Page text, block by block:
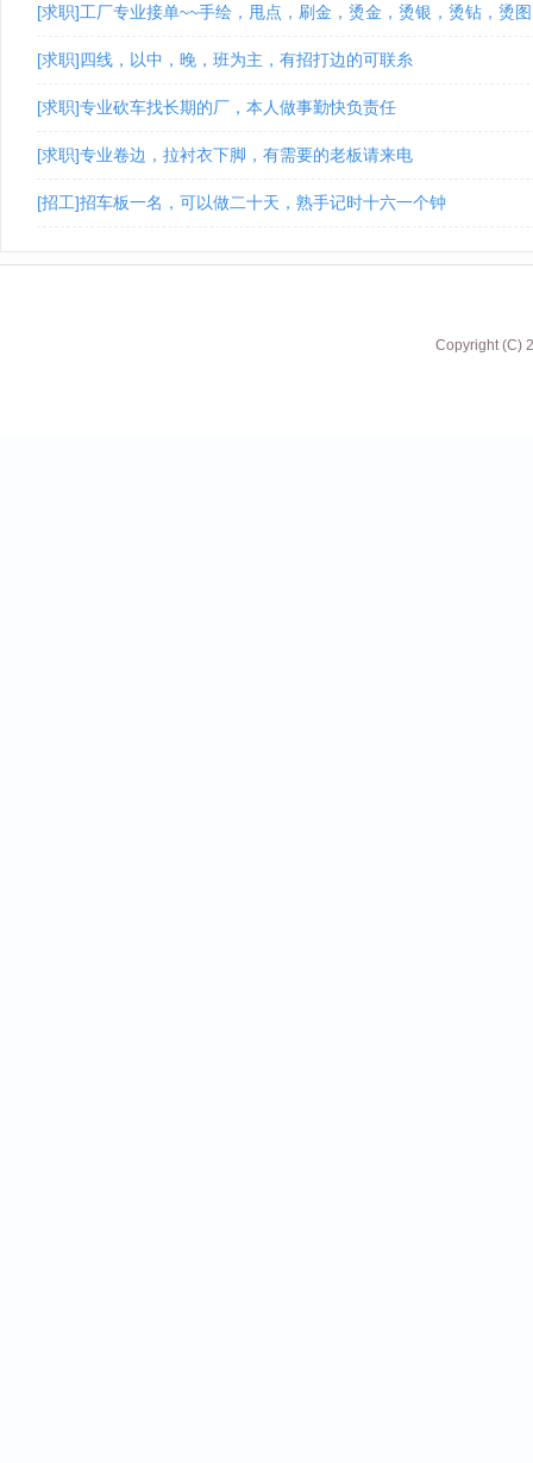
[求职]工厂专业接单~~手绘，甩点，刷金，烫金，烫银，烫钻，烫
[求职]四线，以中，晚，班为主，有招打边的可联糸
[求职]专业砍车找长期的厂，本人做事勤快负责任
[求职]专业卷边，拉衬衣下脚，有需要的老板请来电
[招工]招车板一名，可以做二十天，熟手记时十六一个钟
Copyright (C)